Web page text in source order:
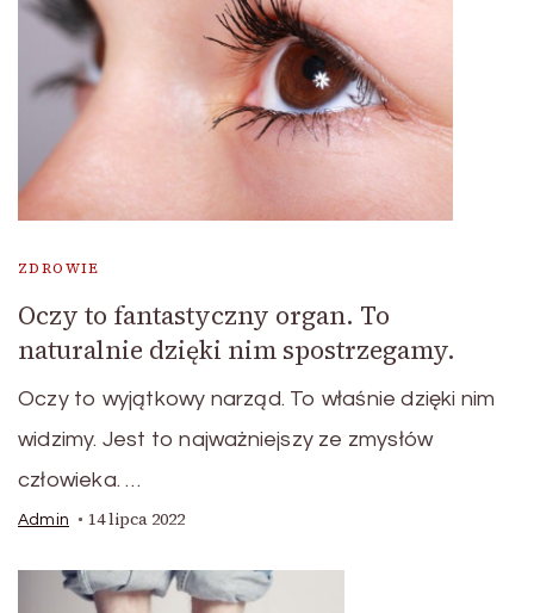
ZDROWIE
Oczy to fantastyczny organ. To
naturalnie dzięki nim spostrzegamy.
Oczy to wyjątkowy narząd. To właśnie dzięki nim
widzimy. Jest to najważniejszy ze zmysłów
człowieka. …
Admin 14 lipca 2022